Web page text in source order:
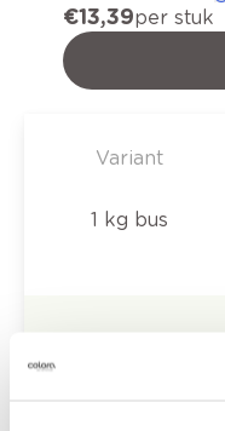
€ 13,39per stuk
Variant
1 kg bus